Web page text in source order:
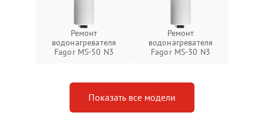
Ремонт
водонагревателя
Fagor MS-50 N3
Ремонт
водонагревателя
Fagor MS-30 N3
Показать все модели